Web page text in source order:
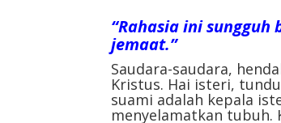
“Rahasia ini
jemaat.”
Saudara-saudara,
Kristus. Hai isteri,
suami adalah kepala
menyelamatkan tubuh.